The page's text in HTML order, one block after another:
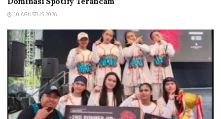
10 AGUSTUS 2026